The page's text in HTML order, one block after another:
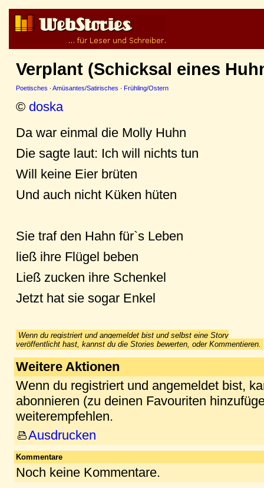
Verplant (Schicksal eines
Poetisches · Amüsantes/Satirisches · Frühling/Ostern
© doska
Da war einmal die Molly Huhn
Die sagte laut: Ich will nichts tun
Will keine Eier brüten
Und auch nicht Küken hüten
Sie traf den Hahn für`s Leben
ließ ihre Flügel beben
Ließ zucken ihre Schenkel
Jetzt hat sie sogar Enkel
Wenn du registriert und angemeldet bist und selbst eine Story
veröffentlicht hast, kannst du die Stories bewerten, oder Kommentieren.
Weitere Aktionen
Wenn du registriert und angemeldet bist,
abonnieren (zu deinen Favouriten
weiterempfehlen.
Ausdrucken
Kommentare
Noch keine Kommentare.